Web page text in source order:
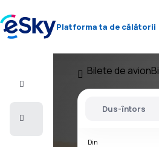
Platforma ta de călătorii
Bilete de avion
Dus-întors
Din